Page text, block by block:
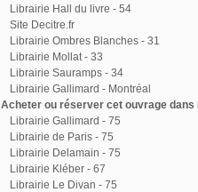
Librairie Hall du livre - 54
Site Decitre.fr
Librairie Ombres Blanches - 31
Librairie Mollat - 33
Librairie Sauramps - 34
Librairie Gallimard - Montréal
Acheter ou réserver cet ouvrage
Librairie Gallimard - 75
Librairie de Paris - 75
Librairie Delamain - 75
Librairie Kléber - 67
Librairie Le Divan - 75